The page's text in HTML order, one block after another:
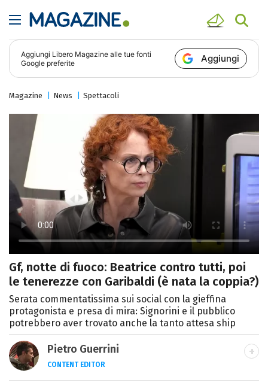
Aggiungi Libero Magazine alle tue fonti
Google preferite
Aggiungi
Magazine News Spettacoli
Gf, notte di fuoco: Beatrice contro tutti, poi
le tenerezze con Garibaldi (è nata la coppia?)
Serata commentatissima sui social con la gieffina
protagonista e presa di mira: Signorini e il pubblico
potrebbero aver trovato anche la tanto attesa ship
Pietro Guerrini
CONTENT EDITOR
Laurea in Lettere, smania di viaggi e